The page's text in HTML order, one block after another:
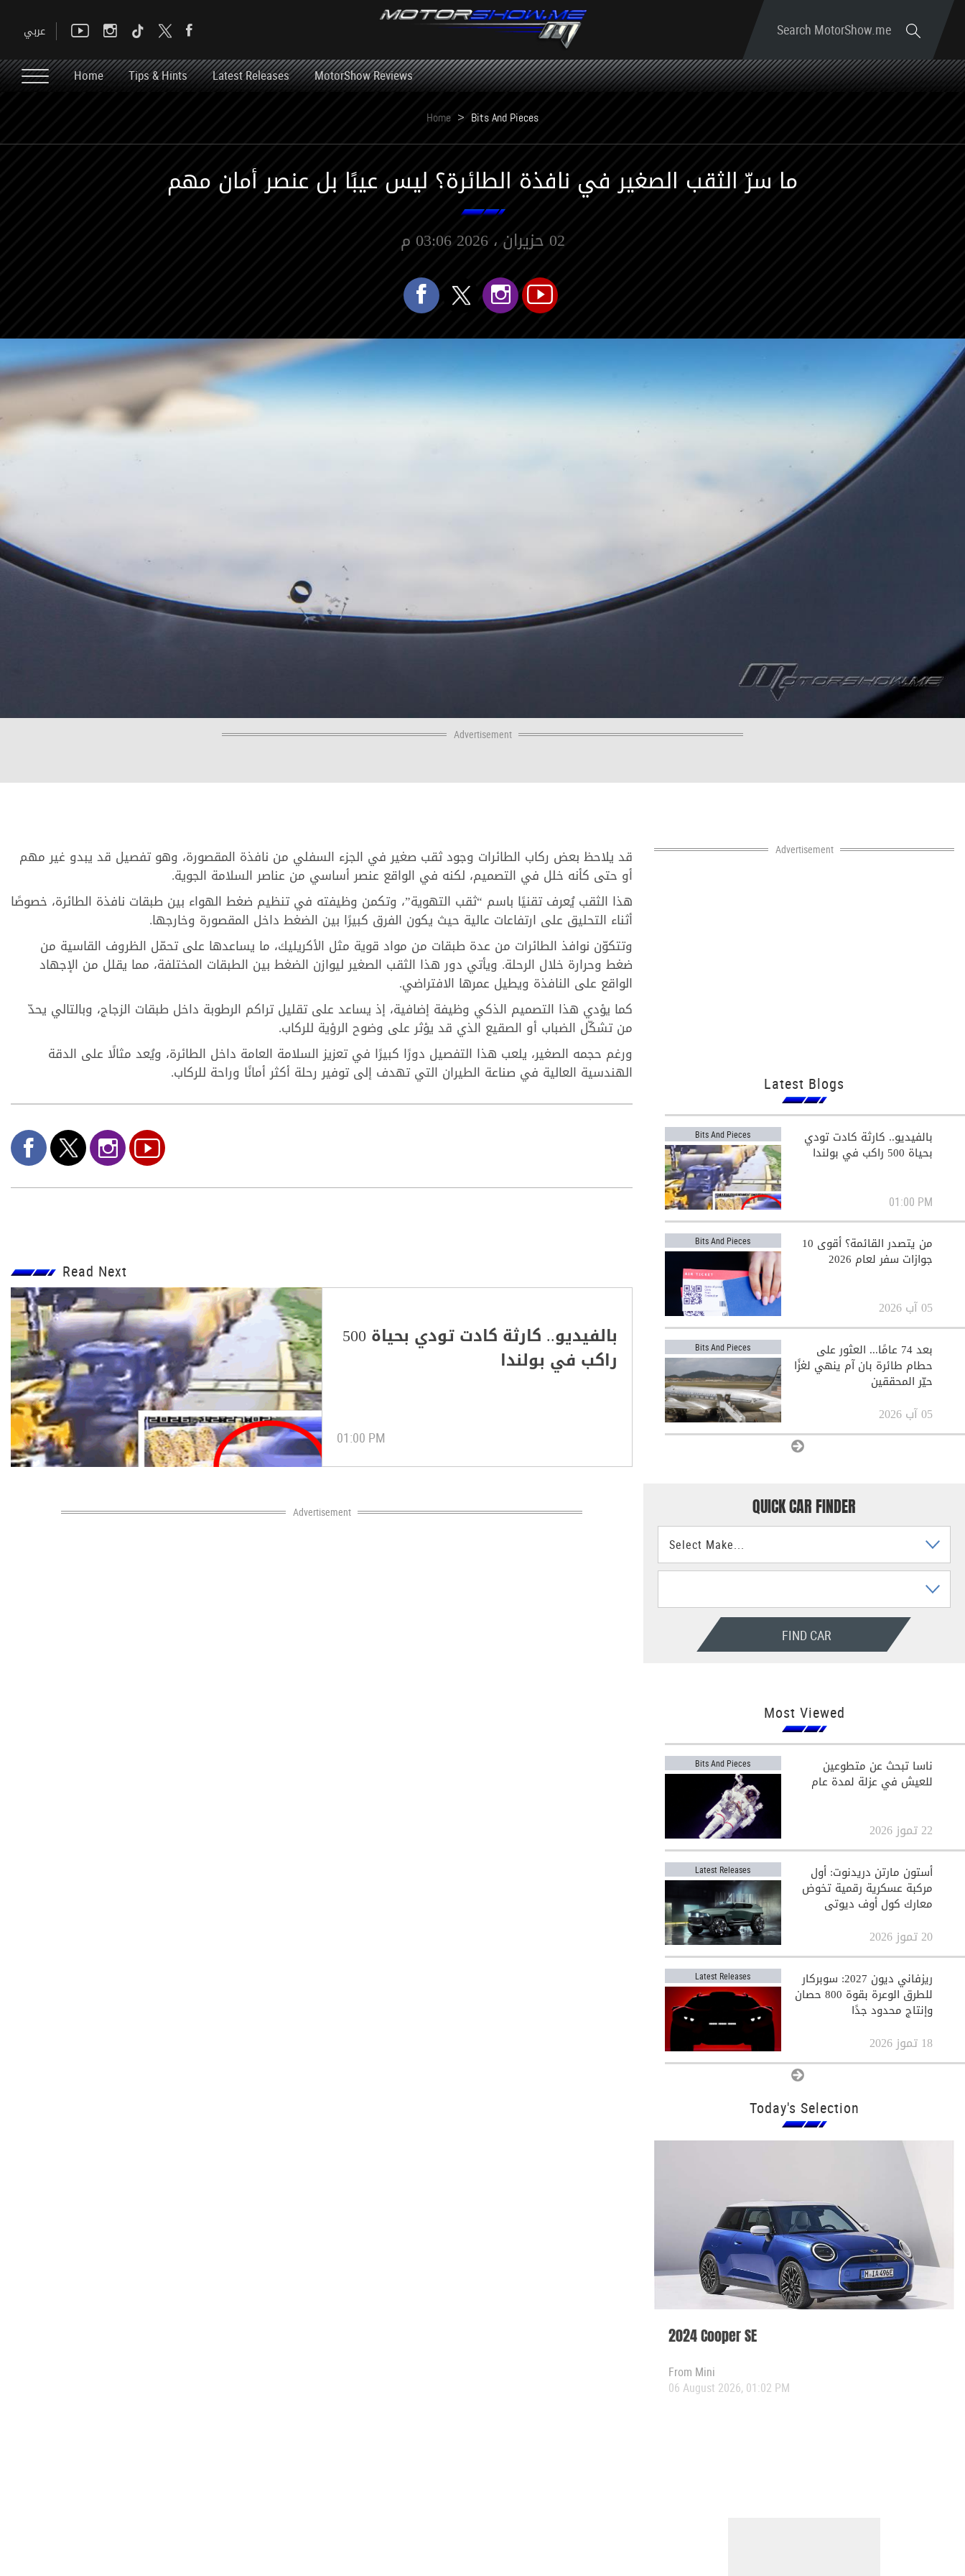
Search MotorShow.me
Home Tips & Hints Latest Releases MotorShow Reviews
Home > Bits And Pieces
ما سرّ الثقب الصغير في نافذة الطائرة؟ ليس عيبًا بل عنصر أمان مهم
02 حزيران ، 2026 03:06 م
Advertisement
قد يلاحظ بعض ركاب الطائرات وجود ثقب صغير في الجزء السفلي من نافذة المقصورة، وهو تفصيل قد يبدو غير مهم
أو حتى كأنه خلل في التصميم، لكنه في الواقع عنصر أساسي من عناصر السلامة الجوية.
هذا الثقب يُعرف تقنيًا باسم “ثقب التهوية”، وتكمن وظيفته في تنظيم ضغط الهواء بين طبقات نافذة الطائرة، خصوصًا
أثناء التحليق على ارتفاعات عالية حيث يكون الفرق كبيرًا بين الضغط داخل المقصورة وخارجها.
وتتكوّن نوافذ الطائرات من عدة طبقات من مواد قوية مثل الأكريليك، ما يساعدها على تحمّل الظروف القاسية من
ضغط وحرارة خلال الرحلة. ويأتي دور هذا الثقب الصغير ليوازن الضغط بين الطبقات المختلفة، مما يقلل من الإجهاد
الواقع على النافذة ويطيل عمرها الافتراضي.
كما يؤدي هذا التصميم الذكي وظيفة إضافية، إذ يساعد على تقليل تراكم الرطوبة داخل طبقات الزجاج، وبالتالي يحدّ
من تشكّل الضباب أو الصقيع الذي قد يؤثر على وضوح الرؤية للركاب.
ورغم حجمه الصغير، يلعب هذا التفصيل دورًا كبيرًا في تعزيز السلامة العامة داخل الطائرة، ويُعد مثالًا على الدقة
الهندسية العالية في صناعة الطيران التي تهدف إلى توفير رحلة أكثر أمانًا وراحة للركاب.
Read Next View All
بالفيديو.. كارثة كادت تودي بحياة 500
راكب في بولندا
01:00 PM
Advertisement
Advertisement
Latest Blogs
Bits And Pieces بالفيديو.. كارثة كادت تودي
بحياة 500 راكب في بولندا
01:00 PM
Bits And Pieces من يتصدر القائمة؟ أقوى 10
جوازات سفر لعام 2026
05 آب 2026
Bits And Pieces بعد 74 عامًا... العثور على
حطام طائرة بان آم ينهي لغزًا
حيّر المحققين
05 آب 2026
QUICK CAR FINDER
FIND CAR
Most Viewed
Bits And Pieces ناسا تبحث عن متطوعين
للعيش في عزلة لمدة عام
22 تموز 2026
Latest Releases أستون مارتن دريدنوت: أول
مركبة عسكرية رقمية تخوض
معارك كول أوف ديوتي
20 تموز 2026
Latest Releases ريزفاني ديون 2027: سوبركار
للطرق الوعرة بقوة 800 حصان
وإنتاج محدود جدًا
18 تموز 2026
Today's Selection
2024 Cooper SE
From Mini
06 August 2026, 01:02 PM